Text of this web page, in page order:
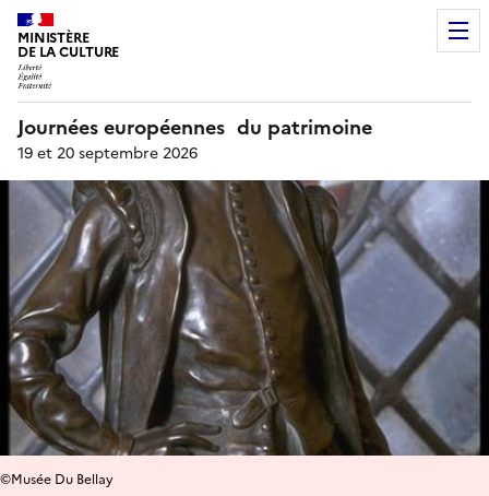
MINISTÈRE
DE LA CULTURE
Journées européennes du patrimoine
19 et 20 septembre 2026
©Musée Du Bellay